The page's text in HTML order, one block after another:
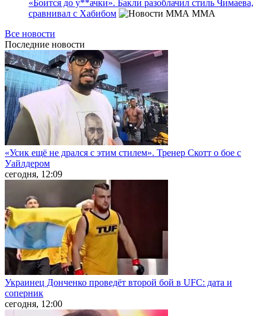
«Боится до у**ачки». Бакли разоблачил стиль Чимаева,
сравнивал с Хабибом
MMA
Все новости
Последние новости
«Усик ещё не дрался с этим стилем». Тренер Скотт о бое с
Уайлдером
сегодня, 12:09
Украинец Донченко проведёт второй бой в UFC: дата и
соперник
сегодня, 12:00